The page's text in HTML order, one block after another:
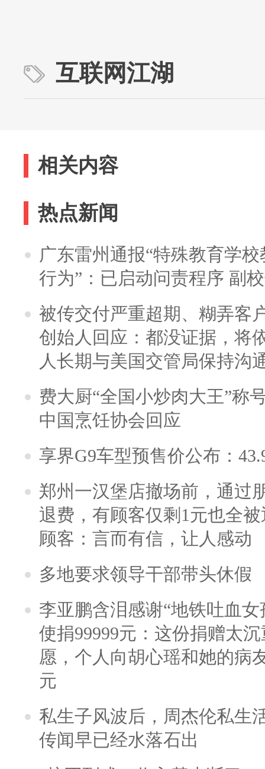
互联网江湖
相关内容
热点新闻
广东雷州通报“特殊教育学
行为”：已启动问责程序 副
被传交付严重超期、糊弄客
创始人回应：都没证据，将
人长期与美国交管局保持沟
费大厨“全国小炒肉大王”称
中国烹饪协会回应
享界G9车型预售价公布：
郑州一汉堡店撤场前，通过
退费，有顾客仅剩1元也全
顾客：言而有信，让人感动
多地要求领导干部带头休假
李亚鹏含泪感谢“地铁吐血
使捐99999元：这份捐赠太
愿，个人向胡心瑶和她的病
元
私生子风波后，周杰伦私生
传闻早已经水落石出